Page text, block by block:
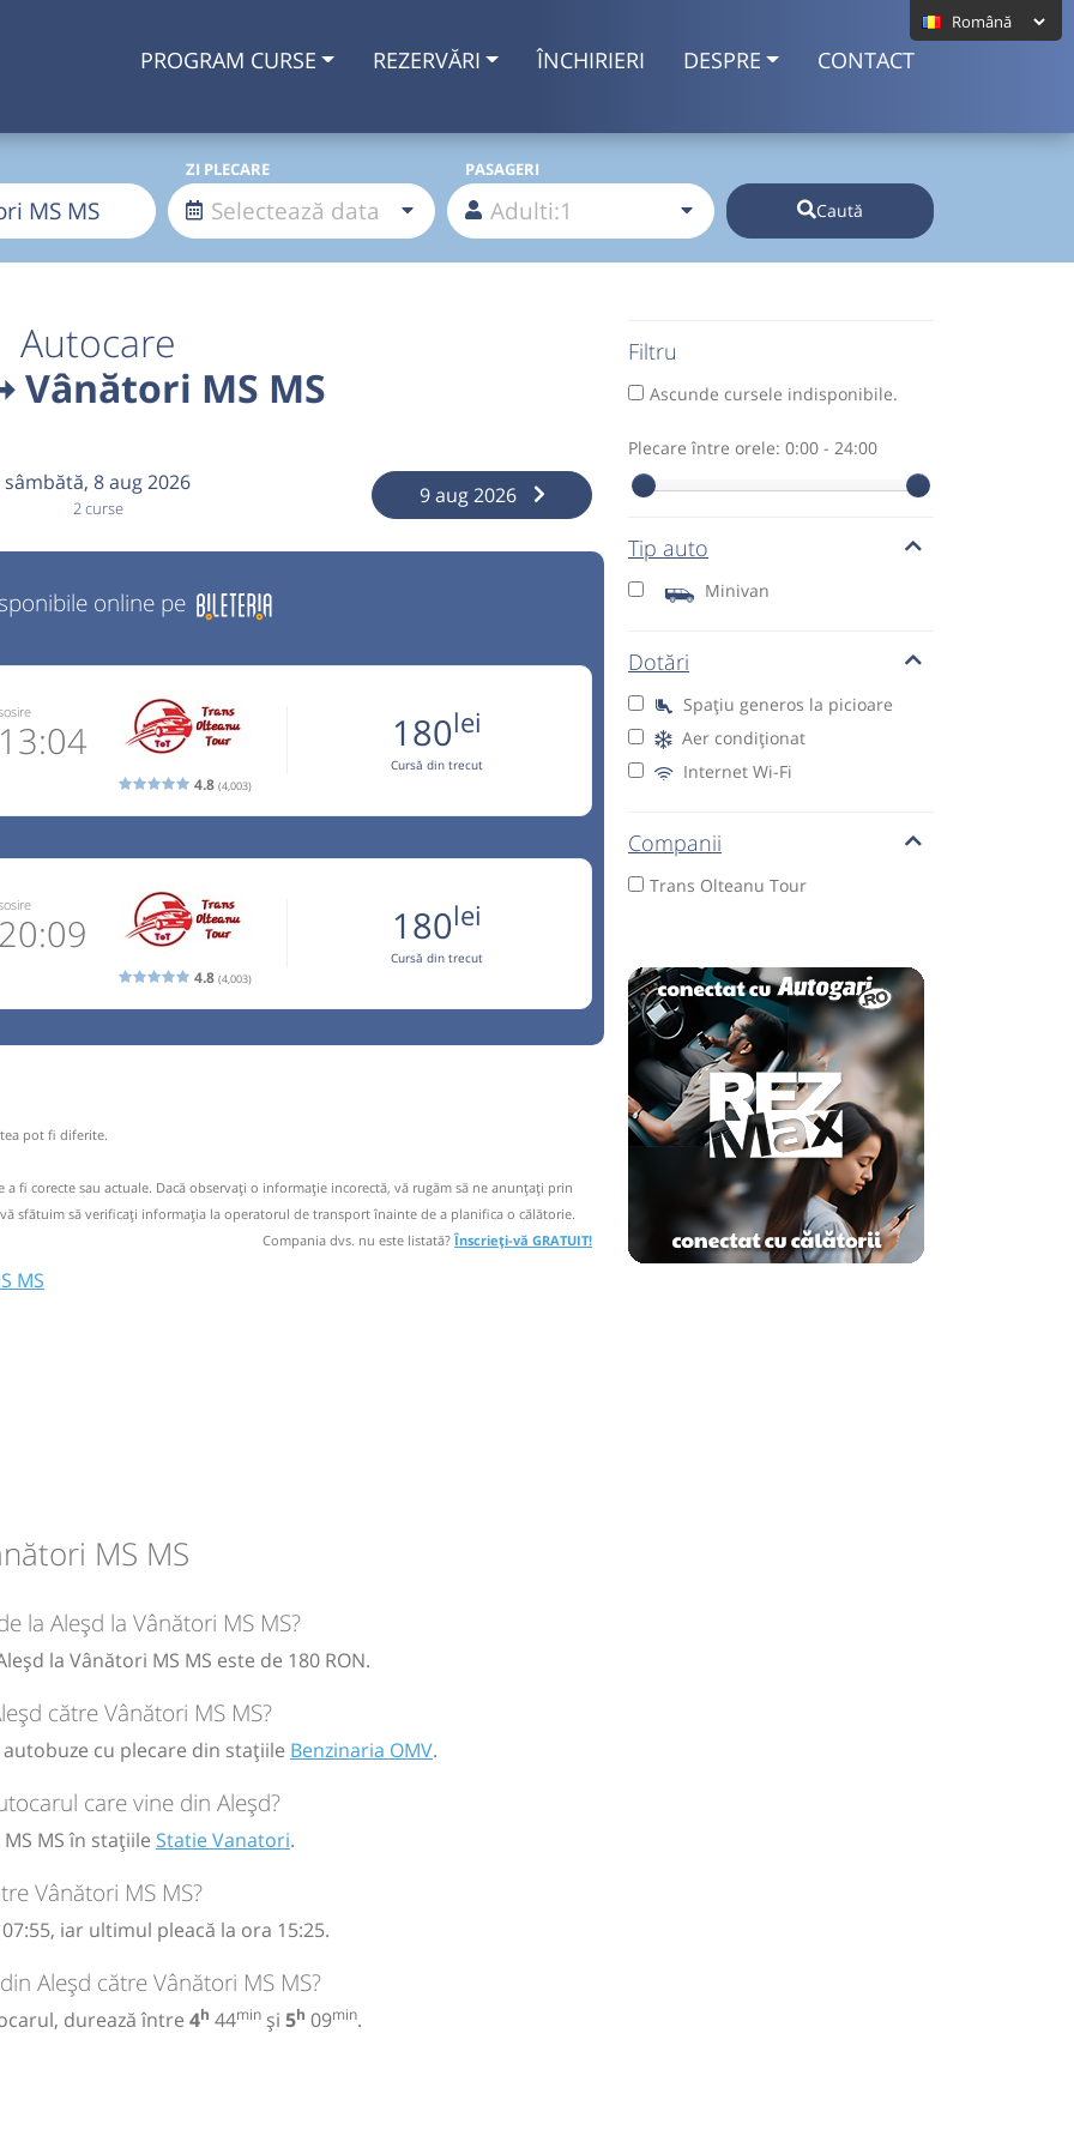
PROGRAM CURSE REZERVĂRI ÎNCHIRIERI DESPRE CONTACT
ZI PLECARE PASAGERI
Caută
Filtru
Ascunde cursele indisponibile.
Plecare între orele: 0:00 - 24:00
Tip auto
Minivan
Dotări
Spațiu generos la picioare
Aer condiționat
Internet Wi-Fi
Companii
Trans Olteanu Tour
Autocare
Vânători MS MS
sâmbătă, 8 aug 2026
2 curse 9 aug 2026
online pe
13:04
4.8 (4,003)
180lei
Cursă din trecut
doar cu
bilet
20:09
4.8 (4,003)
180lei
Cursă din trecut
bilet
pot fi diferite.
fi corecte sau actuale. Dacă observați o informaţie incorectă, vă rugăm să ne anunțați prin
sfătuim să verificaţi informaţia la operatorul de transport înainte de a planifica o călătorie.
Compania dvs. nu este listată?Înscrieți-vă GRATUIT!
MS
MS MS
la Aleșd la Vânători MS MS?
la Vânători MS MS este de 180 RON.
către Vânători MS MS?
cu plecare din stațiile Benzinaria OMV.
care vine din Aleșd?
MS în stațiile Statie Vanatori.
Vânători MS MS?
iar ultimul pleacă la ora 15:25.
Aleșd către Vânători MS MS?
durează între 4h 44min și 5h 09min.